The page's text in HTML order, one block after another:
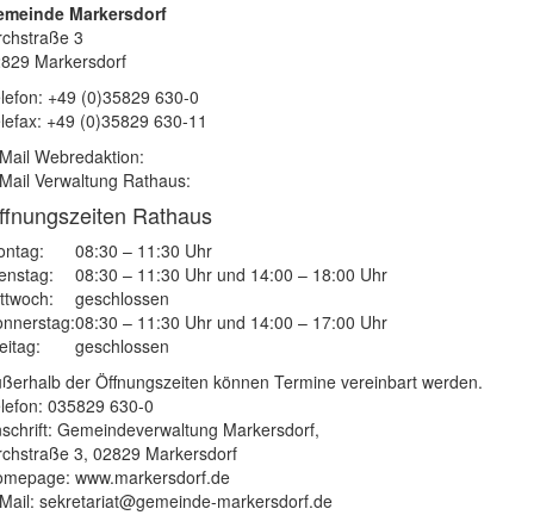
Markersdorf
3
Markersdorf
+49 (0)35829 630-0
+49 (0)35829 630-11
Webredaktion:
Verwaltung Rathaus:
Rathaus
08:30 – 11:30 Uhr
08:30 – 11:30 Uhr und 14:00 – 18:00 Uhr
geschlossen
08:30 – 11:30 Uhr und 14:00 – 17:00 Uhr
geschlossen
der Öffnungszeiten können Termine vereinbart werden.
035829 630-0
Gemeindeverwaltung Markersdorf,
3, 02829 Markersdorf
www.markersdorf.de
sekretariat@gemeinde-markersdorf.de